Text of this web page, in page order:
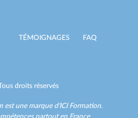
TÉMOIGNAGES FAQ
droits réservés
est une marque d'ICI Formation.
partout en France